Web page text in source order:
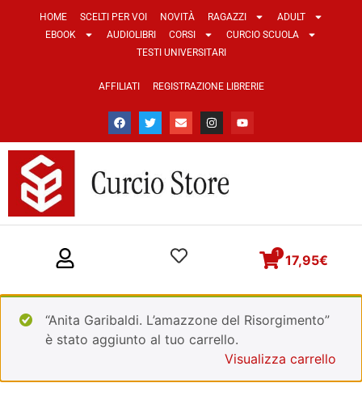
HOME SCELTI PER VOI NOVITÀ RAGAZZI
ADULT
EBOOK
AUDIOLIBRI CORSI
CURCIO SCUOLA
TESTI UNIVERSITARI
AFFILIATI REGISTRAZIONE LIBRERIE
17,95€
1
“Anita Garibaldi. L’amazzone del Risorgimento”
è stato aggiunto al tuo carrello.
Visualizza carrello